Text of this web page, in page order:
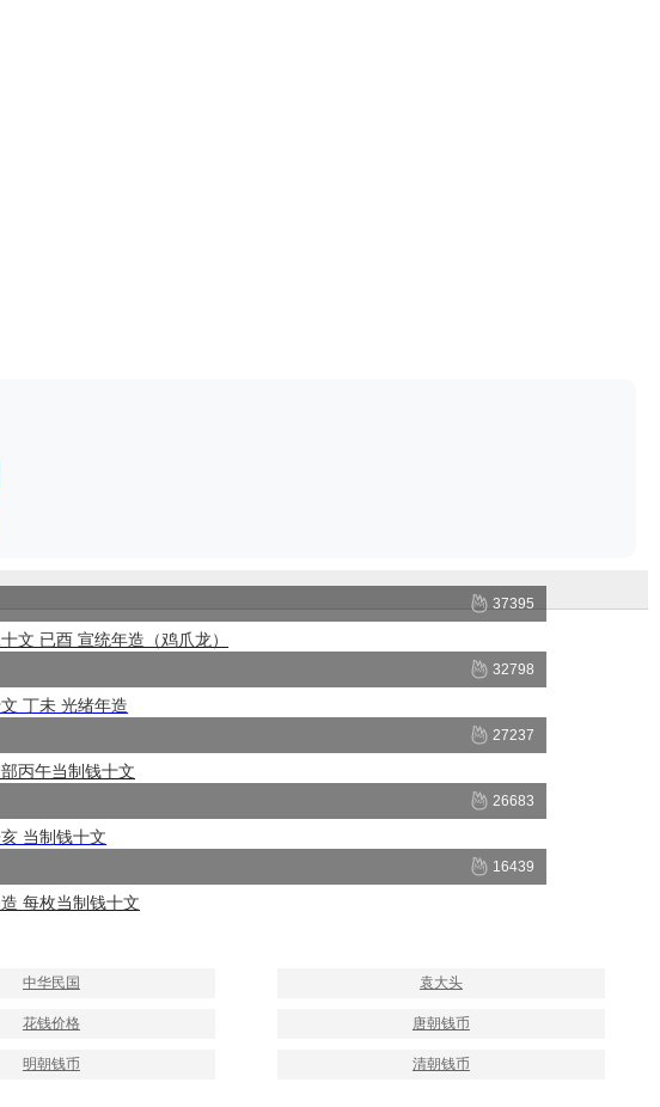
37395
文 已酉 宣统年造（鸡爪龙）
32798
丁未 光绪年造
27237
丙午当制钱十文
26683
当制钱十文
16439
每枚当制钱十文
中华民国 袁大头
花钱价格 唐朝钱币
明朝钱币 清朝钱币